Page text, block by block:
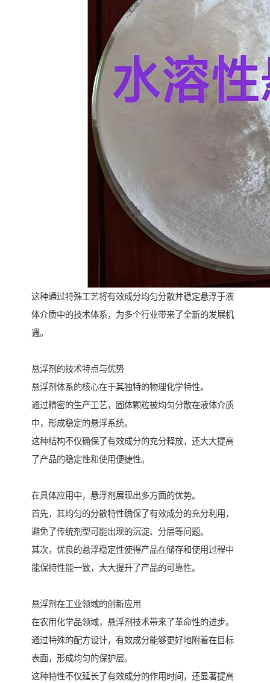
这种通过特殊工艺将有效成分均匀分散并稳定悬浮于液
体介质中的技术体系，为多个行业带来了全新的发展机
遇。
悬浮剂的技术特点与优势
悬浮剂体系的核心在于其独特的物理化学特性。
通过精密的生产工艺，固体颗粒被均匀分散在液体介质
中，形成稳定的悬浮系统。
这种结构不仅确保了有效成分的充分释放，还大大提高
了产品的稳定性和使用便捷性。
在具体应用中，悬浮剂展现出多方面的优势。
首先，其均匀的分散特性确保了有效成分的充分利用，
避免了传统剂型可能出现的沉淀、分层等问题。
其次，优良的悬浮稳定性使得产品在储存和使用过程中
能保持性能一致，大大提升了产品的可靠性。
悬浮剂在工业领域的创新应用
在农用化学品领域，悬浮剂技术带来了革命性的进步。
通过特殊的配方设计，有效成分能够更好地附着在目标
表面，形成均匀的保护层。
这种特性不仅延长了有效成分的作用时间，还显著提高